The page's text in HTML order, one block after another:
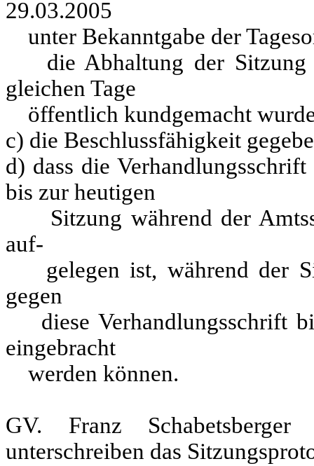
29.03.2005
unter Bekanntgabe der
die Abhaltung der Sitzung
gleichen Tage
öffentlich kundgemacht
c) die Beschlussfähigkeit
d) dass die
bis zur heutigen
Sitzung während der
auf-
gelegen ist, während der
gegen
diese Verhandlungsschrift
eingebracht
werden können.
GV. Franz
unterschreiben das